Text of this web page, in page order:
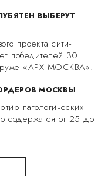
ВЫБЕРУТ
проекта сити-
победителей 30
«АРХ МОСКВА».
МОСКВЫ
патологических
содержатся от 25 до